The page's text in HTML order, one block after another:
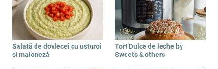
Salată de dovlecei cu usturoi
și maioneză
Tort Dulce de leche by
Sweets & others